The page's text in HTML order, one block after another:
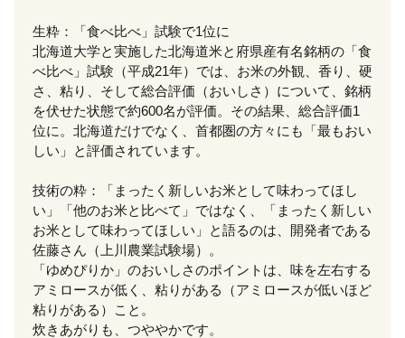
生粋：「食べ比べ」試験で1位に
北海道大学と実施した北海道米と府県産有名銘柄の「食
べ比べ」試験（平成21年）では、お米の外観、香り、硬
さ、粘り、そして総合評価（おいしさ）について、銘柄
を伏せた状態で約600名が評価。その結果、総合評価1
位に。北海道だけでなく、首都圏の方々にも「最もおい
しい」と評価されています。
技術の粋：「まったく新しいお米として味わってほし
い」「他のお米と比べて」ではなく、「まったく新しい
お米として味わってほしい」と語るのは、開発者である
佐藤さん（上川農業試験場）。
「ゆめぴりか」のおいしさのポイントは、味を左右する
アミロースが低く、粘りがある（アミロースが低いほど
粘りがある）こと。
炊きあがりも、つややかです。